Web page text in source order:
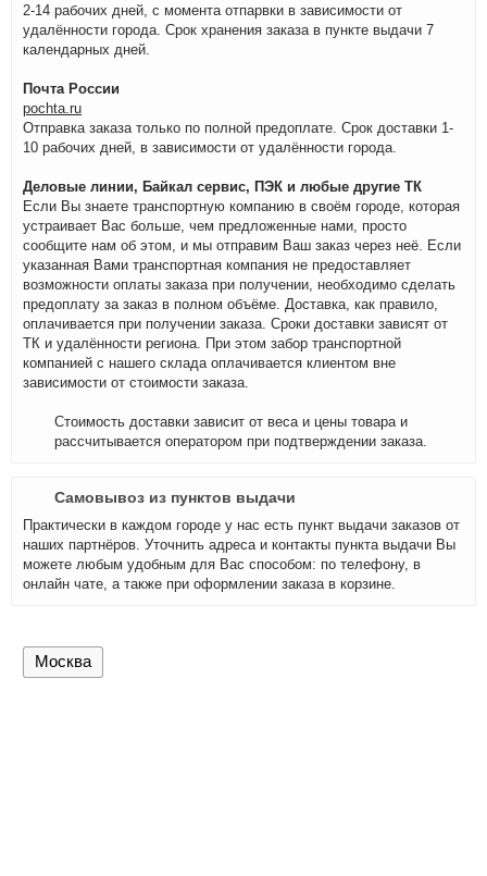
2-14 рабочих дней, с момента отпарвки в зависимости от
удалённости города. Срок хранения заказа в пункте выдачи 7
календарных дней.
Почта России
pochta.ru
Отправка заказа только по полной предоплате. Срок доставки 1-
10 рабочих дней, в зависимости от удалённости города.
Деловые линии, Байкал сервис, ПЭК и любые другие ТК
Если Вы знаете транспортную компанию в своём городе, которая
устраивает Вас больше, чем предложенные нами, просто
сообщите нам об этом, и мы отправим Ваш заказ через неё. Если
указанная Вами транспортная компания не предоставляет
возможности оплаты заказа при получении, необходимо сделать
предоплату за заказ в полном объёме. Доставка, как правило,
оплачивается при получении заказа. Сроки доставки зависят от
ТК и удалённости региона. При этом забор транспортной
компанией с нашего склада оплачивается клиентом вне
зависимости от стоимости заказа.
Стоимость доставки зависит от веса и цены товара и
рассчитывается оператором при подтверждении заказа.
Самовывоз из пунктов выдачи
Практически в каждом городе у нас есть пункт выдачи заказов от
наших партнёров. Уточнить адреса и контакты пункта выдачи Вы
можете любым удобным для Вас способом: по телефону, в
онлайн чате, а также при оформлении заказа в корзине.
Москва